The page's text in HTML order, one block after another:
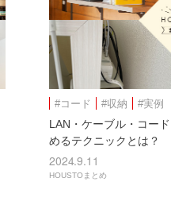
#コード #収納 #実例
LAN・ケーブル・コー
めるテクニックとは？
2024.9.11
HOUSTOまとめ